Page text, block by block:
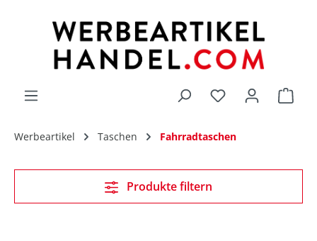
Du hast 0
Werbeartikel Taschen Fahrradtaschen
Produkte filtern